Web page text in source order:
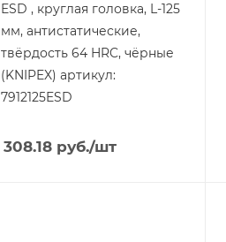
ESD , круглая головка, L-125
мм, антистатические,
твёрдость 64 HRC, чёрные
(KNIPEX) артикул:
7912125ESD
308.18руб./шт